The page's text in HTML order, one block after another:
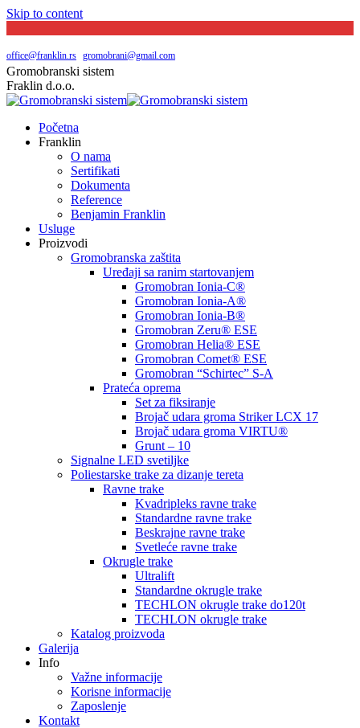
Skip to content
office@franklin.rs gromobrani@gmail.com
Gromobranski sistem
Fraklin d.o.o.
Početna
Franklin
O nama
Sertifikati
Dokumenta
Reference
Benjamin Franklin
Usluge
Proizvodi
Gromobranska zaštita
Uređaji sa ranim startovanjem
Gromobran Ionia-C®
Gromobran Ionia-A®
Gromobran Ionia-B®
Gromobran Zeru® ESE
Gromobran Helia® ESE
Gromobran Comet® ESE
Gromobran “Schirtec” S-A
Prateća oprema
Set za fiksiranje
Brojač udara groma Striker LCX 17
Brojač udara groma VIRTU®
Grunt – 10
Signalne LED svetiljke
Poliestarske trake za dizanje tereta
Ravne trake
Kvadripleks ravne trake
Standardne ravne trake
Beskrajne ravne trake
Svetleće ravne trake
Okrugle trake
Ultralift
Standardne okrugle trake
TECHLON okrugle trake do120t
TECHLON okrugle trake
Katalog proizvoda
Galerija
Info
Važne informacije
Korisne informacije
Zaposlenje
Kontakt